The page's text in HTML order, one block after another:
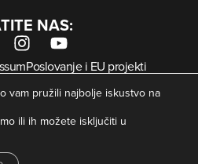
NAS:
Poslovanje i EU projekti
Uvjeti korištenjaZaštita privatnosti
Kolačići
prava pridržana | Developed
krMedia
vam pružili najbolje iskustvo na
ili ih možete isključiti u